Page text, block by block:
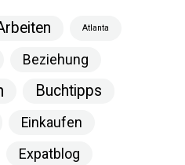
Atlanta
Beziehung
Buchtipps
Einkaufen
Expatblog